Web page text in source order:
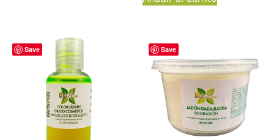
Save Save